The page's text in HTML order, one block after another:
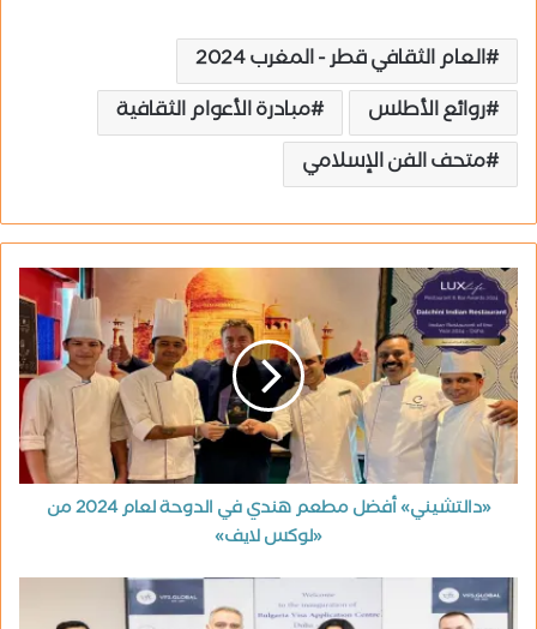
العام الثقافي قطر - المغرب 2024
روائع الأطلس
مبادرة الأعوام الثقافية
متحف الفن الإسلامي
«دالتشيني» أفضل مطعم هندي في الدوحة لعام 2024 من
«لوكس لايف»